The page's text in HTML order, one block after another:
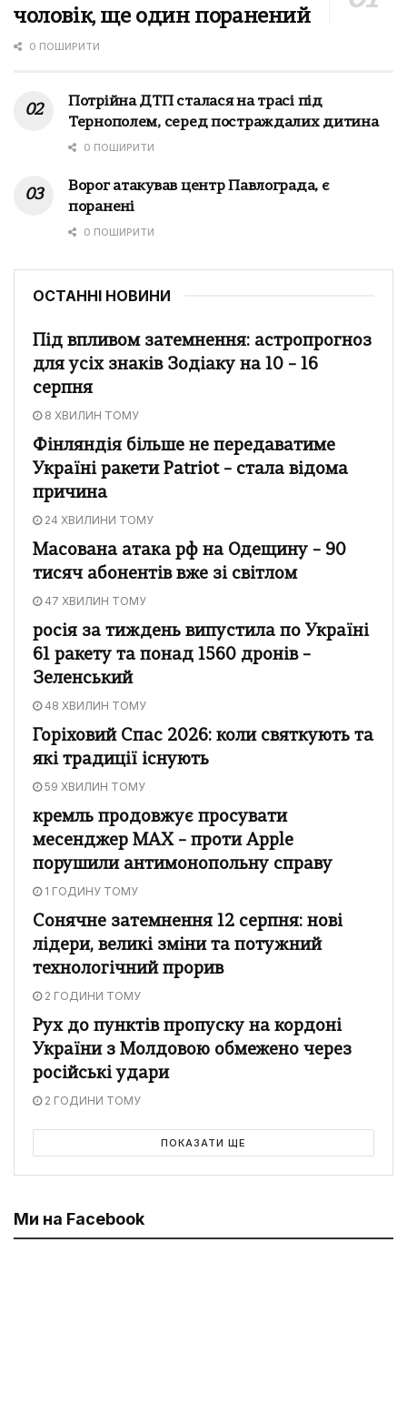
чоловік, ще один поранений
0 ПОШИРИТИ
Потрійна ДТП сталася на трасі під
Тернополем, серед постраждалих дитина
0 ПОШИРИТИ
Ворог атакував центр Павлограда, є
поранені
0 ПОШИРИТИ
ОСТАННІ НОВИНИ
Під впливом затемнення: астропрогноз
для усіх знаків Зодіаку на 10 – 16
серпня
8 ХВИЛИН ТОМУ
Фінляндія більше не передаватиме
Україні ракети Patriot – стала відома
причина
24 ХВИЛИНИ ТОМУ
Масована атака рф на Одещину – 90
тисяч абонентів вже зі світлом
47 ХВИЛИН ТОМУ
росія за тиждень випустила по Україні
61 ракету та понад 1560 дронів –
Зеленський
48 ХВИЛИН ТОМУ
Горіховий Спас 2026: коли святкують та
які традиції існують
59 ХВИЛИН ТОМУ
кремль продовжує просувати
месенджер MAX – проти Apple
порушили антимонопольну справу
1 ГОДИНУ ТОМУ
Сонячне затемнення 12 серпня: нові
лідери, великі зміни та потужний
технологічний прорив
2 ГОДИНИ ТОМУ
Рух до пунктів пропуску на кордоні
України з Молдовою обмежено через
російські удари
2 ГОДИНИ ТОМУ
ПОКАЗАТИ ЩЕ
Ми на Facebook